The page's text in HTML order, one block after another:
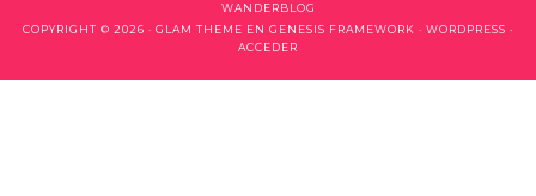
WANDERBLOG
COPYRIGHT © 2026 · GLAM THEME EN GENESIS FRAMEWORK · WORDPRESS ·
ACCEDER